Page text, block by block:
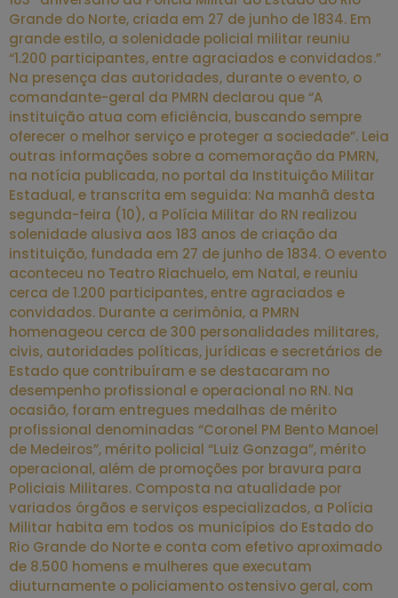
Grande do Norte, criada em 27 de junho de 1834. Em
grande estilo, a solenidade policial militar reuniu
“1.200 participantes, entre agraciados e convidados.”
Na presença das autoridades, durante o evento, o
comandante-geral da PMRN declarou que “A
instituição atua com eficiência, buscando sempre
oferecer o melhor serviço e proteger a sociedade”. Leia
outras informações sobre a comemoração da PMRN,
na notícia publicada, no portal da Instituição Militar
Estadual, e transcrita em seguida: Na manhã desta
segunda-feira (10), a Polícia Militar do RN realizou
solenidade alusiva aos 183 anos de criação da
instituição, fundada em 27 de junho de 1834. O evento
aconteceu no Teatro Riachuelo, em Natal, e reuniu
cerca de 1.200 participantes, entre agraciados e
convidados. Durante a cerimônia, a PMRN
homenageou cerca de 300 personalidades militares,
civis, autoridades políticas, jurídicas e secretários de
Estado que contribuíram e se destacaram no
desempenho profissional e operacional no RN. Na
ocasião, foram entregues medalhas de mérito
profissional denominadas “Coronel PM Bento Manoel
de Medeiros”, mérito policial “Luiz Gonzaga”, mérito
operacional, além de promoções por bravura para
Policiais Militares. Composta na atualidade por
variados órgãos e serviços especializados, a Polícia
Militar habita em todos os municípios do Estado do
Rio Grande do Norte e conta com efetivo aproximado
de 8.500 homens e mulheres que executam
diuturnamente o policiamento ostensivo geral, com